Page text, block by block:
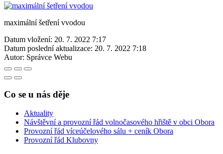
maximální šetření vvodou
Datum vložení: 20. 7. 2022 7:17
Datum poslední aktualizace: 20. 7. 2022 7:18
Autor: Správce Webu
Co se u nás děje
Aktuality
Návštěvní a provozní řád volnočasového hřiště v obci Obora
Provozní řád víceúčelového sálu + ceník Obora
Provozní řád Klubovny